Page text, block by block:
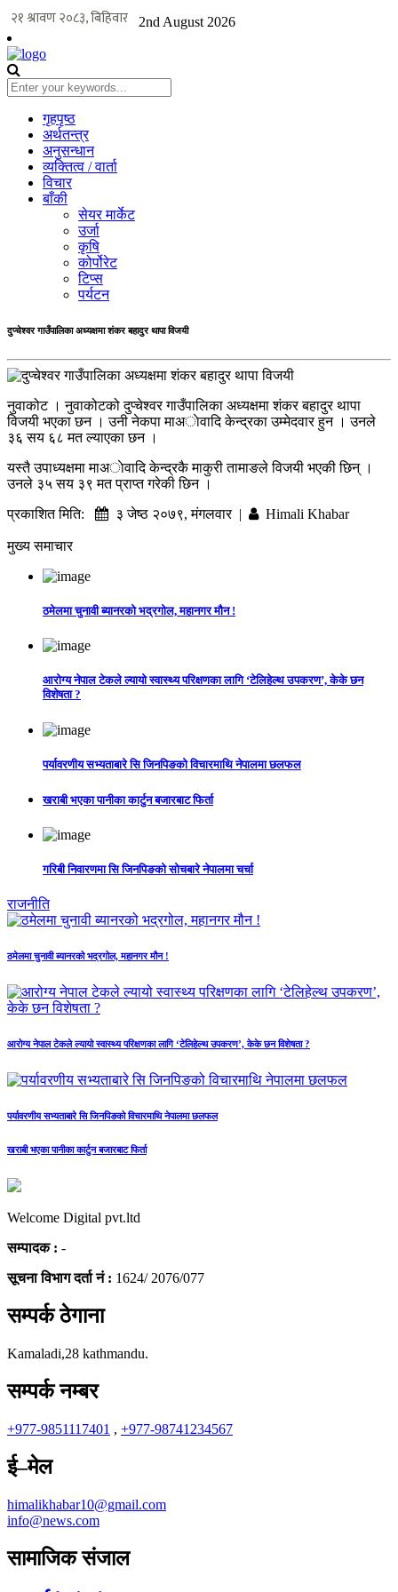
2nd August 2026
गृहपृष्ठ
अर्थतन्त्र
अनुसन्धान
व्यक्तित्व / वार्ता
विचार
बाँकी
सेयर मार्केट
उर्जा
कृषि
कोर्पोरेट
टिप्स
पर्यटन
दुप्चेश्वर गाउँपालिका अध्यक्षमा शंकर बहादुर थापा विजयी
नुवाकोट । नुवाकोटको दुप्चेश्वर गाउँपालिका अध्यक्षमा शंकर बहादुर थापा
विजयी भएका छन । उनी नेकपा माअाेवादि केन्द्रका उम्मेदवार हुन । उनले
३६ सय ६८ मत ल्याएका छन ।
यस्तै उपाध्यक्षमा माअाेवादि केन्द्रकै माकुरी तामाङले विजयी भएकी छिन् ।
उनले ३५ सय ३९ मत प्राप्त गरेकी छिन ।
प्रकाशित मिति:
३ जेष्ठ २०७९, मंगलवार | Himali Khabar
मुख्य समाचार
ठमेलमा चुनावी ब्यानरको भद्रगोल, महानगर मौन !
आरोग्य नेपाल टेकले ल्यायो स्वास्थ्य परिक्षणका लागि ‘टेलिहेल्थ उपकरण’, केके छन
विशेषता ?
पर्यावरणीय सभ्यताबारे सि जिनपिङको विचारमाथि नेपालमा छलफल
खराबी भएका पानीका कार्टुन बजारबाट फिर्ता
गरिबी निवारणमा सि जिनपिङको सोचबारे नेपालमा चर्चा
राजनीति
ठमेलमा चुनावी ब्यानरको भद्रगोल, महानगर मौन !
आरोग्य नेपाल टेकले ल्यायो स्वास्थ्य परिक्षणका लागि ‘टेलिहेल्थ उपकरण’, केके छन विशेषता ?
पर्यावरणीय सभ्यताबारे सि जिनपिङको विचारमाथि नेपालमा छलफल
खराबी भएका पानीका कार्टुन बजारबाट फिर्ता
Welcome Digital pvt.ltd
सम्पादक : -
सूचना विभाग दर्ता नं : 1624/ 2076/077
सम्पर्क ठेगाना
Kamaladi,28 kathmandu.
सम्पर्क नम्बर
+977-9851117401 , +977-98741234567
ई–मेल
himalikhabar10@gmail.com
info@news.com
सामाजिक संजाल